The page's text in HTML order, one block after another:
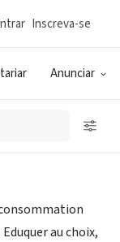
Anunciar
Inscreva-se
au choix,